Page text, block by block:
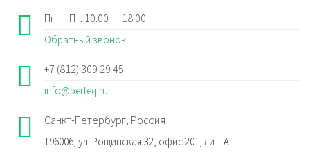
Пн — Пт: 10:00 — 18:00
Обратный звонок
+7 (812) 309 29 45
info@perteq.ru
Санкт-Петербург, Россия
196006, ул. Рощинская 32, офис 201, лит. А.